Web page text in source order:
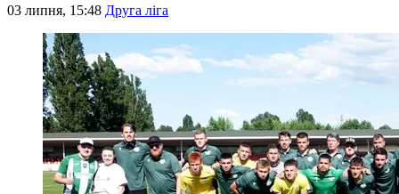
03 липня, 15:48 Друга ліга